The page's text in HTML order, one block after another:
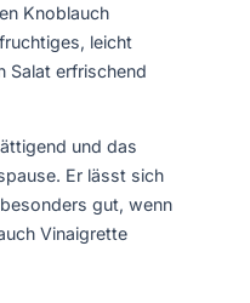
Knoblauch
leicht
Salat erfrischend
und das
Er lässt sich
gut, wenn
Vinaigrette